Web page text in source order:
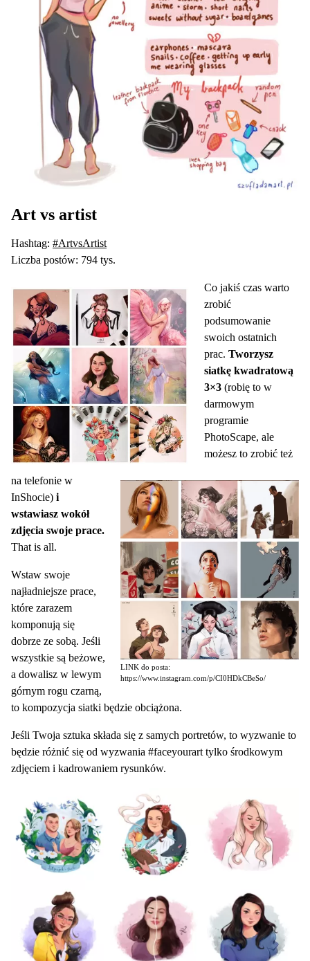
Art vs artist
Hashtag: #ArtvsArtist
Liczba postów: 794 tys.
LINK do posta:
https://www.instagram.com/p/CI0HDkCBeSo/
Co jakiś czas warto
zrobić
podsumowanie
swoich ostatnich
prac. Tworzysz
siatkę kwadratową
3×3 (robię to w
darmowym
programie
PhotoScape, ale
możesz to zrobić też
na telefonie w
InShocie) i
wstawiasz wokół
zdjęcia swoje prace.
That is all.
Wstaw swoje
najładniejsze prace,
które zarazem
komponują się
dobrze ze sobą. Jeśli
wszystkie są beżowe,
a dowalisz w lewym
górnym rogu czarną,
to kompozycja siatki będzie obciążona.
Jeśli Twoja sztuka składa się z samych portretów, to wyzwanie to
będzie różnić się od wyzwania #faceyourart tylko środkowym
zdjęciem i kadrowaniem rysunków.